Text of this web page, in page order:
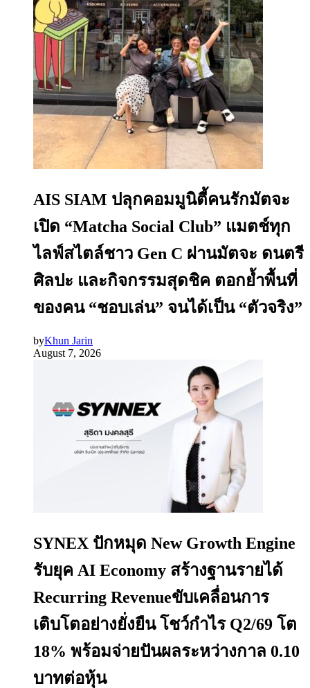
AIS SIAM ปลุกคอมมูนิตี้คนรักมัตจะ
เปิด “Matcha Social Club” แมตช์ทุก
ไลฟ์สไตล์ชาว Gen C ผ่านมัตจะ ดนตรี
ศิลปะ และกิจกรรมสุดชิค ตอกย้ำพื้นที่
ของคน “ชอบเล่น” จนได้เป็น “ตัวจริง”
byKhun Jarin
August 7, 2026
SYNEX ปักหมุด New Growth Engine
รับยุค AI Economy สร้างฐานรายได้
Recurring Revenueขับเคลื่อนการ
เติบโตอย่างยั่งยืน โชว์กำไร Q2/69 โต
18% พร้อมจ่ายปันผลระหว่างกาล 0.10
บาทต่อหุ้น